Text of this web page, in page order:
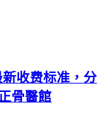
收费标准，分
骨醫館